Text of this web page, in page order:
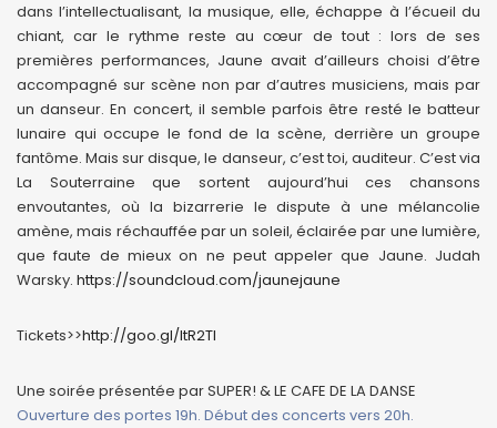
dans l’intellectualisant, la musique, elle, échappe à l’écueil du
chiant, car le rythme reste au cœur de tout : lors de ses
premières performances, Jaune avait d’ailleurs choisi d’être
accompagné sur scène non par d’autres musiciens, mais par
un danseur. En concert, il semble parfois être resté le batteur
lunaire qui occupe le fond de la scène, derrière un groupe
fantôme. Mais sur disque, le danseur, c’est toi, auditeur. C’est via
La Souterraine que sortent aujourd’hui ces chansons
envoutantes, où la bizarrerie le dispute à une mélancolie
amène, mais réchauffée par un soleil, éclairée par une lumière,
que faute de mieux on ne peut appeler que Jaune. Judah
Warsky. https://soundcloud.com/jaunejaune
Tickets>>http://goo.gl/ItR2TI
Une soirée présentée par SUPER! & LE CAFE DE LA DANSE
Ouverture des portes 19h. Début des concerts vers 20h.